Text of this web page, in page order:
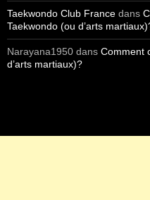
Taekwondo Club France dans
Taekwondo (ou d’arts
Narayana1950 dans Comment
d’arts martiaux)?